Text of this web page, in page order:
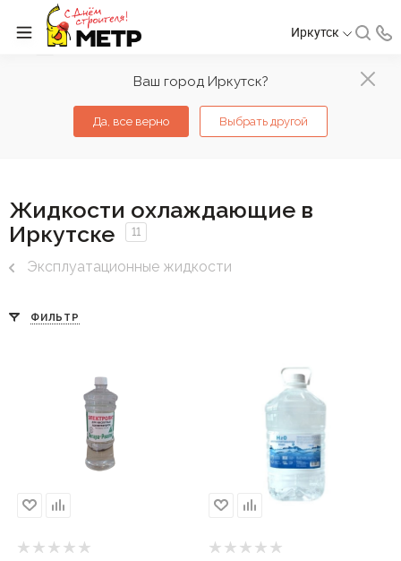
Ваш город Иркутск?
Да, все верно Выбрать другой
Иркутск
Жидкости охлаждающие в
Иркутске
11
Эксплуатационные жидкости
ФИЛЬТР